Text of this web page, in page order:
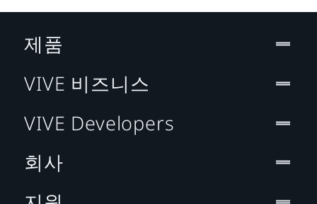
제품
VIVE 비즈니스
VIVE Developers
회사